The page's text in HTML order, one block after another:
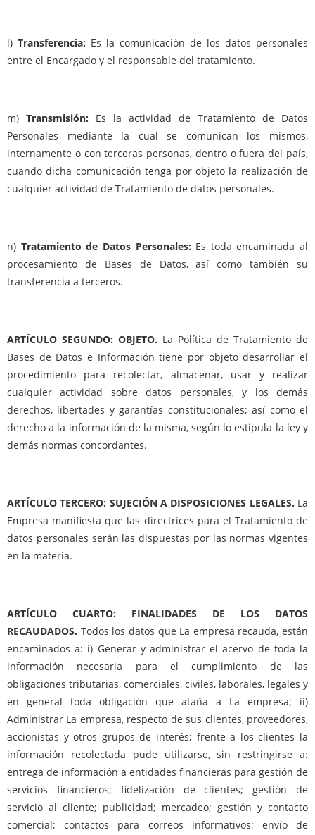
l) Transferencia: Es la comunicación de los datos personales
entre el Encargado y el responsable del tratamiento.
m) Transmisión: Es la actividad de Tratamiento de Datos
Personales mediante la cual se comunican los mismos,
internamente o con terceras personas, dentro o fuera del país,
cuando dicha comunicación tenga por objeto la realización de
cualquier actividad de Tratamiento de datos personales.
n) Tratamiento de Datos Personales: Es toda encaminada al
procesamiento de Bases de Datos, así como también su
transferencia a terceros.
ARTÍCULO SEGUNDO: OBJETO. La Política de Tratamiento de
Bases de Datos e Información tiene por objeto desarrollar el
procedimiento para recolectar, almacenar, usar y realizar
cualquier actividad sobre datos personales, y los demás
derechos, libertades y garantías constitucionales; así como el
derecho a la información de la misma, según lo estipula la ley y
demás normas concordantes.
ARTÍCULO TERCERO: SUJECIÓN A DISPOSICIONES LEGALES. La
Empresa manifiesta que las directrices para el Tratamiento de
datos personales serán las dispuestas por las normas vigentes
en la materia.
ARTÍCULO CUARTO: FINALIDADES DE LOS DATOS
RECAUDADOS. Todos los datos que La empresa recauda, están
encaminados a: i) Generar y administrar el acervo de toda la
información necesaria para el cumplimiento de las
obligaciones tributarias, comerciales, civiles, laborales, legales y
en general toda obligación que ataña a La empresa; ii)
Administrar La empresa, respecto de sus clientes, proveedores,
accionistas y otros grupos de interés; frente a los clientes la
información recolectada pude utilizarse, sin restringirse a:
entrega de información a entidades financieras para gestión de
servicios financieros; fidelización de clientes; gestión de
servicio al cliente; publicidad; mercadeo; gestión y contacto
comercial; contactos para correos informativos; envío de